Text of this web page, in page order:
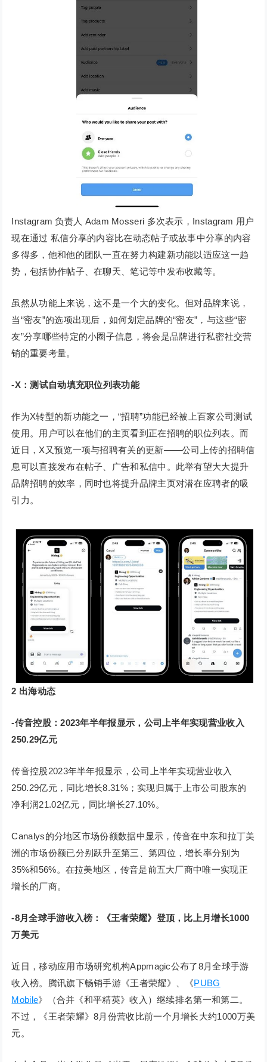
Instagram 负责人 Adam Mosseri 多次表示，Instagram 用户
现在通过 私信分享的内容比在动态帖子或故事中分享的内容
多得多，他和他的团队一直在努力构建新功能以适应这一趋
势，包括协作帖子、在聊天、笔记等中发布收藏等。
虽然从功能上来说，这不是一个大的变化。但对品牌来说，
当“密友”的选项出现后，如何划定品牌的“密友”，与这些“密
友”分享哪些特定的小圈子信息，将会是品牌进行私密社交营
销的重要考量。
-X ：测试自动填充职位列表功能
作为X转型的新功能之一，“招聘”功能已经被上百家公司测试
使用。用户可以在他们的主页看到正在招聘的职位列表。而
近日，X又预览一项与招聘有关的更新——公司上传的招聘信
息可以直接发布在帖子、广告和私信中。此举有望大大提升
品牌招聘的效率，同时也将提升品牌主页对潜在应聘者的吸
引力。
2 出海动态
-传音控股：2023年半年报显示，公司上半年实现营业收入
250.29亿元
传音控股2023年半年报显示，公司上半年实现营业收入
250.29亿元，同比增长8.31%；实现归属于上市公司股东的
净利润21.02亿元，同比增长27.10%。
Canalys的分地区市场份额数据中显示，传音在中东和拉丁美
洲的市场份额已分别跃升至第三、第四位，增长率分别为
35%和56%。在拉美地区，传音是前五大厂商中唯一实现正
增长的厂商。
-8月全球手游收入榜：《王者荣耀》登顶，比上月增长1000
万美元
近日，移动应用市场研究机构Appmagic公布了8月全球手游
收入榜。腾讯旗下畅销手游《王者荣耀》、《PUBG
Mobile》（合并《和平精英》收入）继续排名第一和第二。
不过，《王者荣耀》8月份营收比前一个月增长大约1000万美
元。